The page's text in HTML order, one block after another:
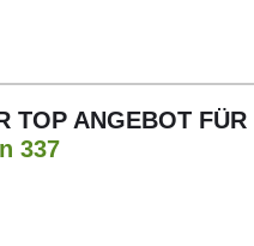
TOP ANGEBOT FÜR
337